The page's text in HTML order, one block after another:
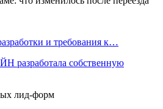
и требования к…
разработала собственную
лид-форм